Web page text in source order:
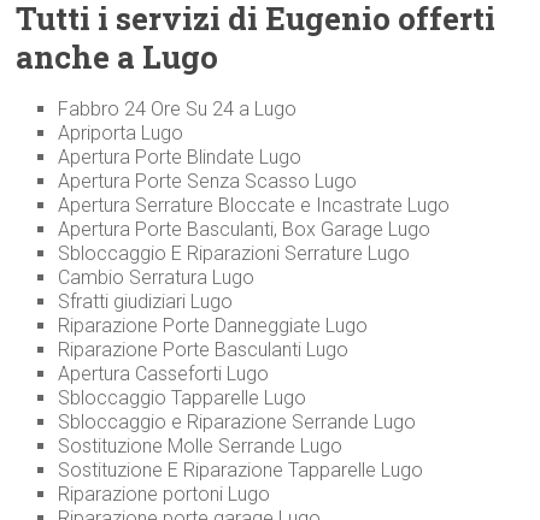
Tutti i servizi di Eugenio offerti
anche a Lugo
Fabbro 24 Ore Su 24 a Lugo
Apriporta Lugo
Apertura Porte Blindate Lugo
Apertura Porte Senza Scasso Lugo
Apertura Serrature Bloccate e Incastrate Lugo
Apertura Porte Basculanti, Box Garage Lugo
Sbloccaggio E Riparazioni Serrature Lugo
Cambio Serratura Lugo
Sfratti giudiziari Lugo
Riparazione Porte Danneggiate Lugo
Riparazione Porte Basculanti Lugo
Apertura Casseforti Lugo
Sbloccaggio Tapparelle Lugo
Sbloccaggio e Riparazione Serrande Lugo
Sostituzione Molle Serrande Lugo
Sostituzione E Riparazione Tapparelle Lugo
Riparazione portoni Lugo